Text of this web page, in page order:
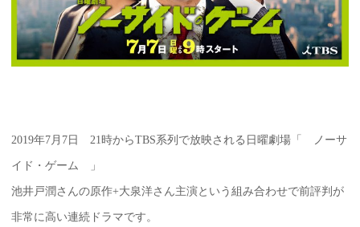
2019年7月7日 21時からTBS系列で放映される日曜劇場「 ノーサ
イド・ゲーム 」
池井戸潤さんの原作+大泉洋さん主演という組み合わせで前評判が
非常に高い連続ドラマです。